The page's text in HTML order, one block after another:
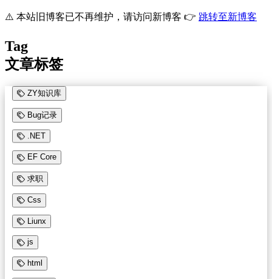
⚠️ 本站旧博客已不再维护，请访问新博客 👉 跳转至新博客
Tag
文章标签
ZY知识库
Bug记录
.NET
EF Core
求职
Css
Liunx
js
html